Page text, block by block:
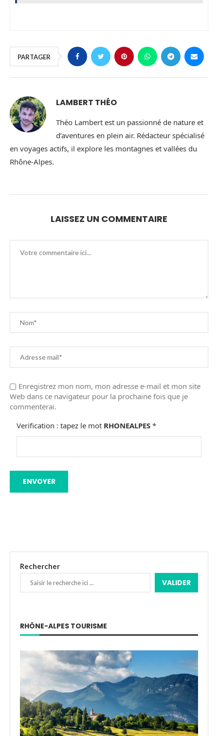
PARTAGER
LAMBERT THÉO
Théo Lambert est un passionné de nature et
d’aventures en plein air. Rédacteur spécialisé
en voyages actifs, il explore les montagnes et vallées du
Rhône-Alpes.
LAISSEZ UN COMMENTAIRE
Enregistrez mon nom, mon adresse e-mail et mon site
Web dans ce navigateur pour la prochaine fois que je
commenterai.
Verification : tapez le mot RHONEALPES *
Rechercher
VALIDER
RHÔNE-ALPES TOURISME